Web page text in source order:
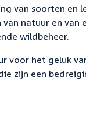
van soorten en
natuur en
wildbeheer.
voor het geluk
zijn een